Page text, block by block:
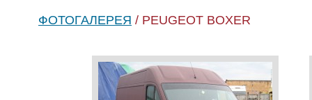
ФОТОГАЛЕРЕЯ / PEUGEOT BOXER